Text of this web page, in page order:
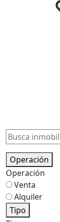
Operación
Operación
Venta
Alquiler
Tipo